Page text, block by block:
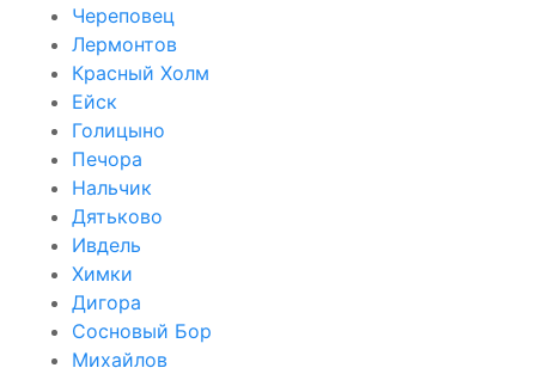
Череповец
Лермонтов
Красный Холм
Ейск
Голицыно
Печора
Нальчик
Дятьково
Ивдель
Химки
Дигора
Сосновый Бор
Михайлов